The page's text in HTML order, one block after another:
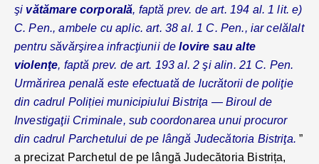
şi vătămare corporală, faptă prev. de art. 194 al. 1 lit. e)
C. Pen., ambele cu aplic. art. 38 al. 1 C. Pen., iar celălalt
pentru săvărşirea infracţiunii delovire sau alte
violenţe, faptă prev. de art. 193 al. 2 şi alin. 21 C. Pen.
Urmărirea penală este efectuată de lucrătorii de poliţie
din cadrul Poliției municipiului Bistriţa — Biroul de
Investigaţii Criminale, sub coordonarea unui procuror
din cadrul Parchetului de pe lângă Judecătoria Bistriţa.”
a precizat Parchetul de pe lângă Judecătoria Bistrița,